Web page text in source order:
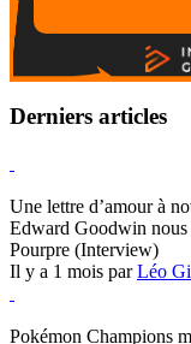
Derniers articles
Une lettre d’amour à
Edward Goodwin nous
Pourpre (Interview)
Il y a 1 mois parLéo
Pokémon Champions